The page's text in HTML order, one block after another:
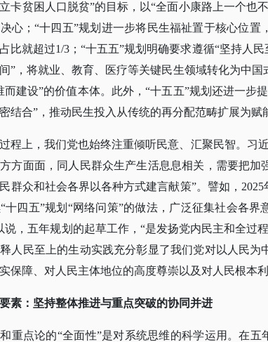
卡贫困人口脱贫”的目标，以“全面小康路上一个也
心；“十四五”规划进一步将民生福祉置于核心位置
比就超过1/3；“十五五”规划明确要求遵循“坚持人
”，将就业、教育、医疗等关键民生领域转化为中
而建设”的价值本体。此外，“十五五”规划还进一步
结合”，推动民生投入从传统的再分配范畴扩展为赋
程上，我们党也始终注重倾听民意、汇聚民智。习
方面面，同人民群众生产生活息息相关，需要把加
群众和社会各界以各种方式建言献策”。譬如，2025
十四五”规划“网络问策”的做法，广泛征集社会各界
说，五年规划的起草工作，“是发扬党内民主和全过
人民至上的生动实践充分彰显了我们党对以人民为
保障、对人民主体地位的高度尊崇以及对人民根本利
要素：坚持整体推进与重点突破的协同并进
重点论的“全面性”是对系统思维的科学运用。在五